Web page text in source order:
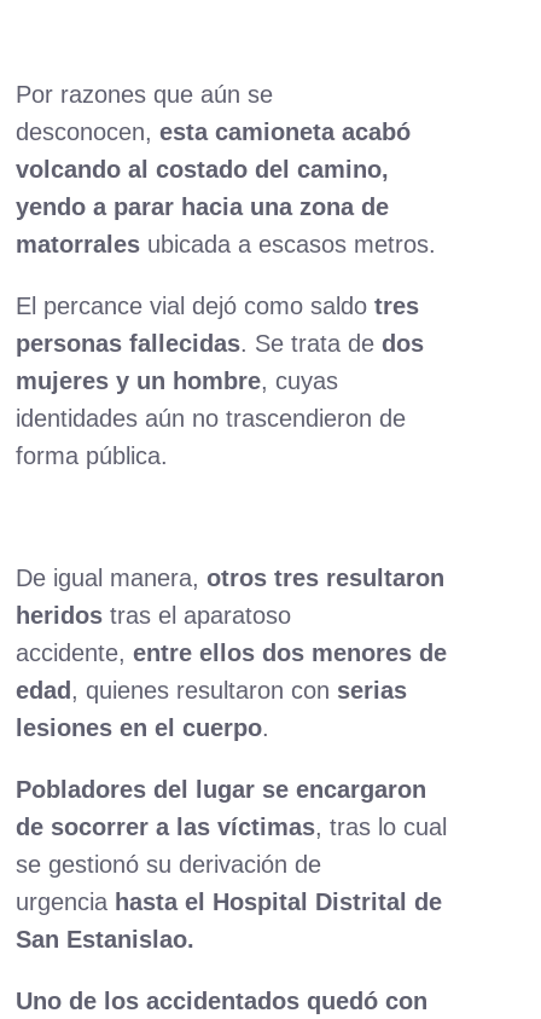
Por razones que aún se
desconocen,esta camioneta acabó
volcando al costado del camino,
yendo a parar hacia una zona de
matorrales ubicada a escasos metros.
El percance vial dejó como saldo tres
personas fallecidas. Se trata de dos
mujeres y un hombre, cuyas
identidades aún no trascendieron de
forma pública.
De igual manera,otros tres resultaron
heridos tras el aparatoso
accidente,entre ellosdos menores de
edad , quienes resultaron con serias
lesiones en el cuerpo.
Pobladores del lugar se encargaron
de socorrer a las víctimas, tras lo cual
se gestionó su derivación de
urgencia hasta el Hospital Distrital de
San Estanislao.
Uno de los accidentados quedó con